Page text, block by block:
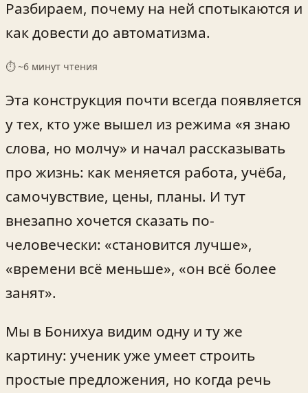
Разбираем, почему на ней спотыкаются и
как довести до автоматизма.
⏱ ~6 минут чтения
Эта конструкция почти всегда появляется
у тех, кто уже вышел из режима «я знаю
слова, но молчу» и начал рассказывать
про жизнь: как меняется работа, учёба,
самочувствие, цены, планы. И тут
внезапно хочется сказать по-
человечески: «становится лучше»,
«времени всё меньше», «он всё более
занят».
Мы в Бонихуа видим одну и ту же
картину: ученик уже умеет строить
простые предложения, но когда речь